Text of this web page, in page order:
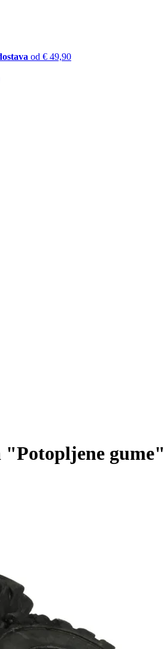
od € 49,90
"Potopljene gume"